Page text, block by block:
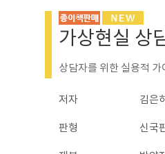
가상현실 상
상담자를 위한 실용적 가
저자 김은
판형 신국